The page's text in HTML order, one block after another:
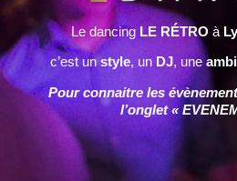
Le dancing LE RÉTRO à
c’est unstyle, un DJ, une
Pour connaitre les
l’onglet «